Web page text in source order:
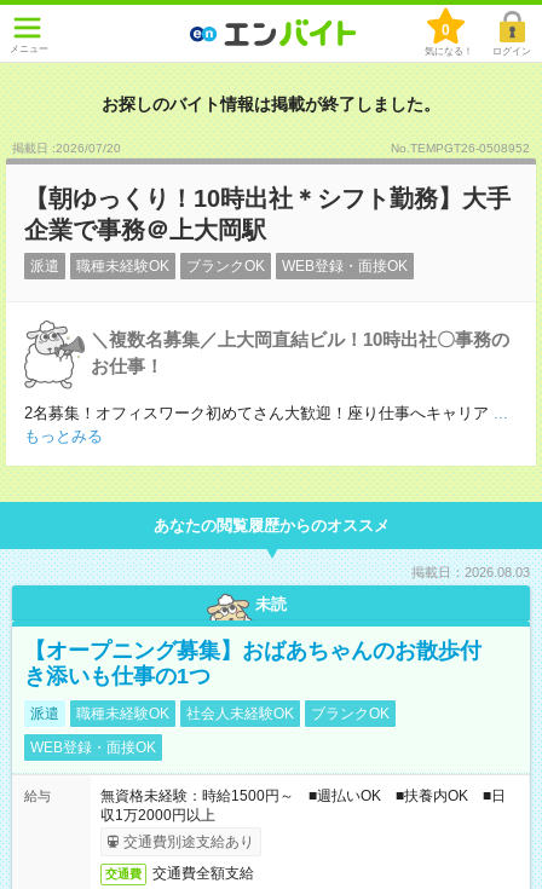
メニュー
0
気になる！ ログイン
お探しのバイト情報は掲載が終了しました。
掲載日 :2026/07/20 No.TEMPGT26-0508952
【朝ゆっくり！10時出社＊シフト勤務】大手
企業で事務＠上大岡駅
派遣 職種未経験OK ブランクOK WEB登録・面接OK
＼複数名募集／上大岡直結ビル！10時出社〇事務の
お仕事！
2名募集！オフィスワーク初めてさん大歓迎！座り仕事へキャリア ...
もっとみる
あなたの閲覧履歴からのオススメ
掲載日：2026.08.03
未読
【オープニング募集】おばあちゃんのお散歩付
き添いも仕事の1つ
派遣 職種未経験OK 社会人未経験OK
ブランクOK
WEB登録・面接OK
給与
無資格未経験：時給1500円～ ■週払いOK ■扶養内OK ■日
収1万2000円以上
交通費別途支給あり
交通費 交通費全額支給